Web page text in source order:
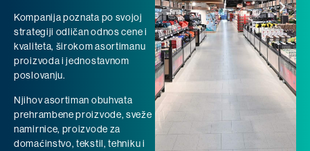
Kompanija poznata po svojoj
strategiji odličan odnos cene i
kvaliteta, širokom asortimanu
proizvoda i jednostavnom
poslovanju.
Njihov asortiman obuhvata
prehrambene proizvode, sveže
namirnice, proizvode za
domaćinstvo, tekstil, tehniku i